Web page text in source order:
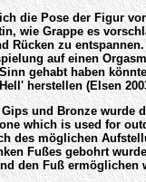
die Pose der Figur
wie Grappe es
Rücken zu
auf einen
gehabt haben
herstellen (Elsen
und Bronze wurde
which is used for
des möglichen
Fußes gebohrt
den Fuß ermöglichen